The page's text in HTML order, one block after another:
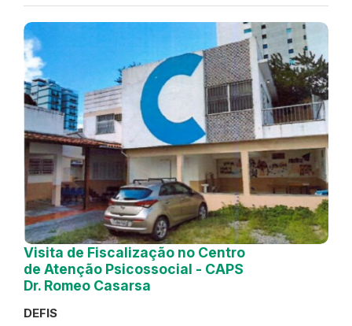
Visita de Fiscalização no Centro
de Atenção Psicossocial - CAPS
Dr. Romeo Casarsa
DEFIS